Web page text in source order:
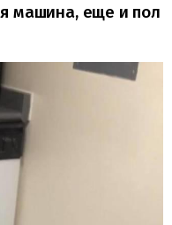
машина, еще и пол